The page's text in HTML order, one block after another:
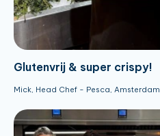
Glutenvrij & super crispy!
Mick, Head Chef - Pesca, Amsterdam